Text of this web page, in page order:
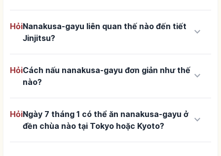
HỏiNanakusa-gayu liên quan thế nào đến tiết
Jinjitsu?
keyboard_arrow_down
HỏiCách nấu nanakusa-gayu đơn giản như thế
nào?
keyboard_arrow_down
HỏiNgày 7 tháng 1 có thể ăn nanakusa-gayu ở
đền chùa nào tại Tokyo hoặc Kyoto?
keyboard_arrow_down